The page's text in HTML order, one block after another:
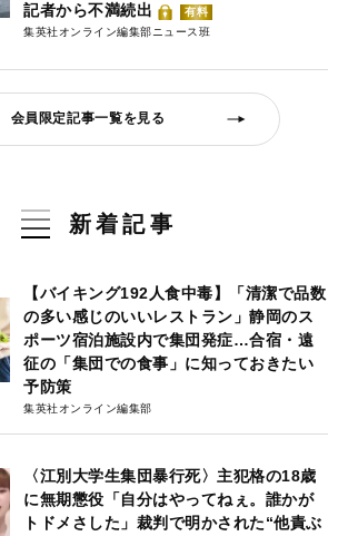
記者から不満続出
有料
集英社オンライン編集部ニュース班
会員限定記事一覧を見る
新着記事
【バイキング192人食中毒】「清潔で品数
の多い感じのいいレストラン」静岡のス
ポーツ宿泊施設内で集団発症…合宿・遠
征の「集団での食事」に知っておきたい
予防策
集英社オンライン編集部
〈江別大学生集団暴行死〉主犯格の18歳
に無期懲役「自分はやってねぇ。誰かが
トドメさした」裁判で明かされた“他責ぶ